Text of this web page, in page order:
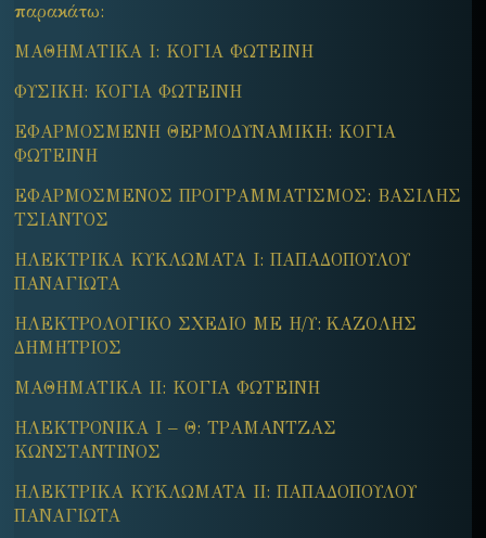
παρακάτω:
ΜΑΘΗΜΑΤΙΚΑ Ι: ΚΟΓΙΑ ΦΩΤΕΙΝΗ
ΦΥΣΙΚΗ: ΚΟΓΙΑ ΦΩΤΕΙΝΗ
ΕΦΑΡΜΟΣΜΕΝΗ ΘΕΡΜΟΔΥΝΑΜΙΚΗ: ΚΟΓΙΑ
ΦΩΤΕΙΝΗ
ΕΦΑΡΜΟΣΜΕΝΟΣ ΠΡΟΓΡΑΜΜΑΤΙΣΜΟΣ: ΒΑΣΙΛΗΣ
ΤΣΙΑΝΤΟΣ
ΗΛΕΚΤΡΙΚΑ ΚΥΚΛΩΜΑΤΑ Ι: ΠΑΠΑΔΟΠΟΥΛΟΥ
ΠΑΝΑΓΙΩΤΑ
ΗΛΕΚΤΡΟΛΟΓΙΚΟ ΣΧΕΔΙΟ ΜΕ Η/Υ: ΚΑΖΟΛΗΣ
ΔΗΜΗΤΡΙΟΣ
ΜΑΘΗΜΑΤΙΚΑ ΙΙ: ΚΟΓΙΑ ΦΩΤΕΙΝΗ
ΗΛΕΚΤΡΟΝΙΚΑ Ι – Θ: ΤΡΑΜΑΝΤΖΑΣ
ΚΩΝΣΤΑΝΤΙΝΟΣ
ΗΛΕΚΤΡΙΚΑ ΚΥΚΛΩΜΑΤΑ ΙΙ: ΠΑΠΑΔΟΠΟΥΛΟΥ
ΠΑΝΑΓΙΩΤΑ